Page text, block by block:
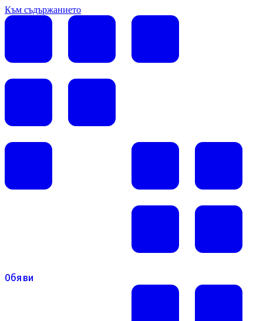
Към съдържанието
Обяви